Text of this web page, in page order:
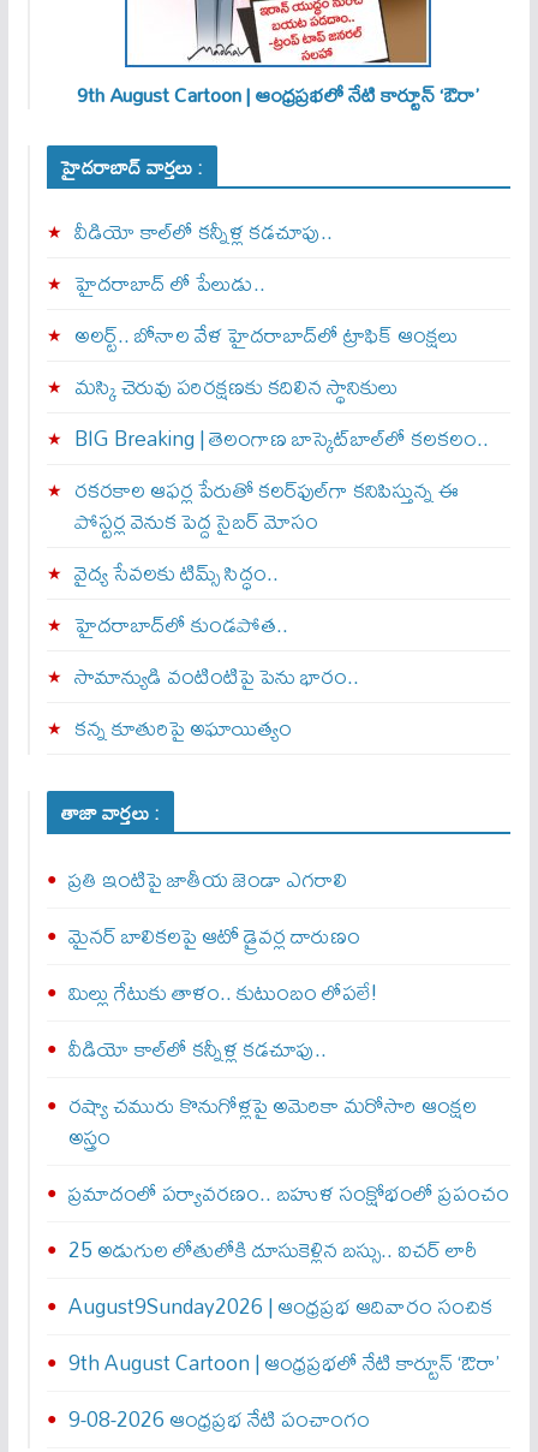
9th August Cartoon | ఆంధ్రప్రభలో నేటి కార్టూన్ ‘ఔరా’
హైదరాబాద్ వార్తలు :
వీడియో కాల్‌లో కన్నీళ్ల కడచూపు..
హైదరాబాద్ లో పేలుడు..
అలర్ట్‌.. బోనాల వేళ హైదరాబాద్‌లో ట్రాఫిక్‌ ఆంక్షలు
మస్కి చెరువు పరిరక్షణకు కదిలిన స్థానికులు
BIG Breaking | తెలంగాణ బాస్కెట్‌బాల్‌లో కలకలం..
రకరకాల ఆఫర్ల పేరుతో కలర్‌ఫుల్‌గా కనిపిస్తున్న ఈ
పోస్టర్ల వెనుక పెద్ద సైబర్ మోసం
వైద్య సేవలకు టిమ్స్‌ సిద్ధం..
హైదరాబాద్‌లో కుండపోత..
సామాన్యుడి వంటింటిపై పెను భారం..
కన్న కూతురిపై అఘాయిత్యం
తాజా వార్తలు :
ప్రతి ఇంటిపై జాతీయ జెండా ఎగరాలి
మైనర్‌ బాలికలపై ఆటో డ్రైవర్ల దారుణం
మిల్లు గేటుకు తాళం.. కుటుంబం లోపలే!
వీడియో కాల్‌లో కన్నీళ్ల కడచూపు..
రష్యా చమురు కొనుగోళ్లపై అమెరికా మరోసారి ఆంక్షల
అస్త్రం
ప్రమాదంలో పర్యావరణం.. బహుళ సంక్షోభంలో ప్రపంచం
25 అడుగుల లోతులోకి దూసుకెళ్లిన బస్సు.. ఐచర్‌ లారీ
August9Sunday2026 | ఆంధ్రప్రభ ఆదివారం సంచిక
9th August Cartoon | ఆంధ్రప్రభలో నేటి కార్టూన్ ‘ఔరా’
9-08-2026 ఆంధ్రప్రభ నేటి పంచాంగం